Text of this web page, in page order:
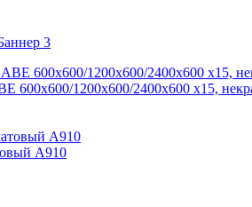
600x600/1200x600/2400x600 x15,
А910